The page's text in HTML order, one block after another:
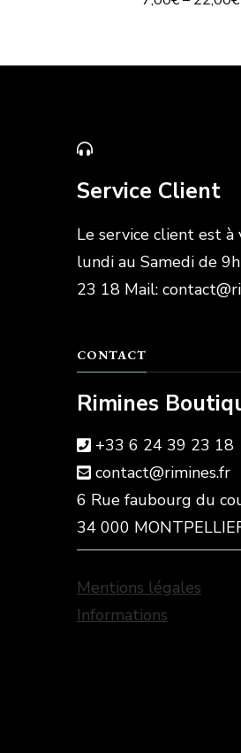
Service Client
Le service client est
lundi au Samedi de
23 18 Mail:
CONTACT
Rimines
+33 6 24 39 23 18
contact@rimines.fr
6 Rue faubourg du
34 000
Mentions légales
Informations